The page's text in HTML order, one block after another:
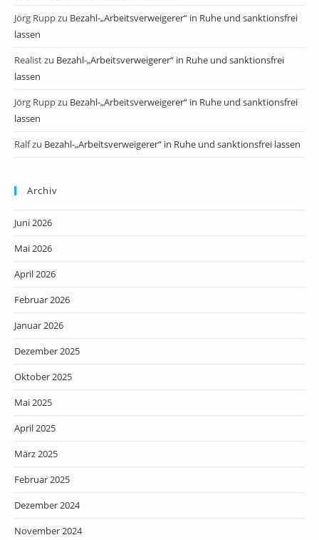
Jörg Ruppzu Bezahl-„Arbeitsverweigerer“ in Ruhe und sanktionsfrei
lassen
Realistzu Bezahl-„Arbeitsverweigerer“ in Ruhe und sanktionsfrei
lassen
Jörg Ruppzu Bezahl-„Arbeitsverweigerer“ in Ruhe und sanktionsfrei
lassen
Ralfzu Bezahl-„Arbeitsverweigerer“ in Ruhe und sanktionsfrei lassen
Archiv
Juni 2026
Mai 2026
April 2026
Februar 2026
Januar 2026
Dezember 2025
Oktober 2025
Mai 2025
April 2025
März 2025
Februar 2025
Dezember 2024
November 2024